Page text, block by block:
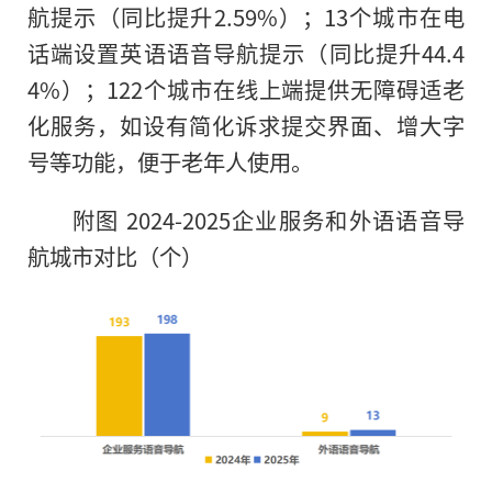
航提示（同比提升2.59%）；13个城市在电
话端设置英语语音导航提示（同比提升44.4
4%）；122个城市在线上端提供无障碍适老
化服务，如设有简化诉求提交界面、增大字
号等功能，便于老年人使用。
附图 2024-2025企业服务和外语语音导
航城市对比（个）